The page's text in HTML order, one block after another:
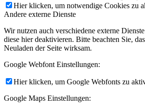
Hier klicken, um notwendige Cookies zu
Andere externe Dienste
Wir nutzen auch verschiedene externe
diese hier deaktivieren. Bitte beachten Sie,
Neuladen der Seite wirksam.
Google Webfont Einstellungen:
Hier klicken, um Google Webfonts zu
Google Maps Einstellungen: